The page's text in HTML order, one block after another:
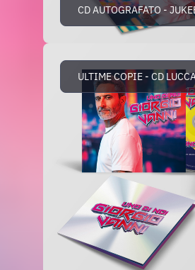
CD AUTOGRAFATO -
ULTIME COPIE - CD